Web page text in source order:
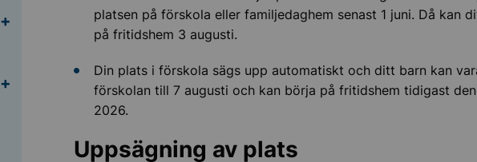
Undermeny för Skolan och omvärlden
Undermeny för Skolskjuts, skolresor
platsen på förskola eller familjedaghem senast 1 juni. Då kan
på fritidshem 3 augusti.
Din plats i förskola sägs upp automatiskt och ditt barn kan
förskolan till 7 augusti och kan börja på fritidshem tidigast
2026.
Uppsägning av plats